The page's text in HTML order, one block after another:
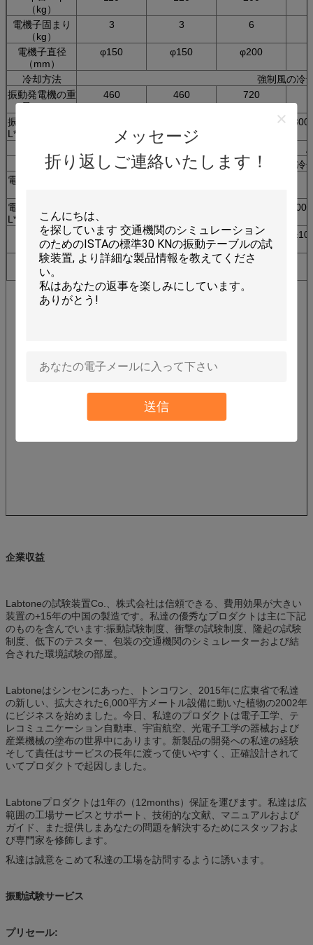
メッセージ
折り返しご連絡いたします！
送信
（kg）
電機子固まり
（kg）
3 3 6
電機子直径
（mm）
φ150 φ150 φ200
冷却方法
強制風の冷
振動発電機の重
量（kg）
460 460 720
振動発電機次元
L*W*H （MM）
800*600*710
冷却方法
強制風の冷
電力増幅器の重
電力増幅器次元
L*W*H （MM）
実用性
条件
3段階AC380V
総計容量
（KW）
8 9 18
企業収益
Labtoneの試験装置Co.、株式会社は信頼できる、費用効果が大きい
装置の+15年の中国の製造です。私達の優秀なプロダクトは主に下記
のものを含んでいます:振動試験制度、衝撃の試験制度、隆起の試験
制度、低下のテスター、包装の交通機関のシミュレーターおよび結
合された環境試験の部屋。
Labtoneはシンセンにあった、トンコワン、2015年に広東省で私達
の新しい、拡大された6,000平方メートル設備に動いた植物の2002年
にビジネスを始めました。今日、私達のプロダクトは電子工学、テ
レコミュニケーション自動車、宇宙航空、光電子工学の器械および
産業機械の塗布の世界中にあります。新製品の開発への私達の経験
そして責任はサービスの長年に渡って使いやすく、正確設計されて
いてプロダクトで起因しました。
Labtoneプロダクトは1年の（12months）保証を運びます。私達は広
範囲の工場サービスとサポート、技術的な文献、マニュアルおよび
ガイド、また提供しまあなたの問題を解決するためにスタッフおよ
び専門家を修飾します。
私達は誠意をこめて私達の工場を訪問するように誘います。
振動試験サービス
プリセール: